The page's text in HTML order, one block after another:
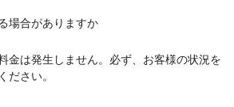
場合がありますか
金は発生しません。必ず、お客様の状況を
ださい。